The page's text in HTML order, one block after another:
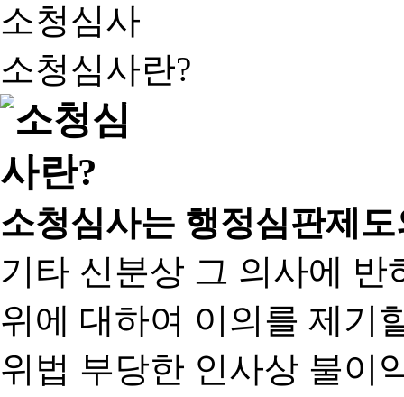
소청심사
소청심사란?
소청심사는 행정심판제
기타 신분상 그 의사에
위에 대하여 이의를 제기
위법 부당한 인사상 불이